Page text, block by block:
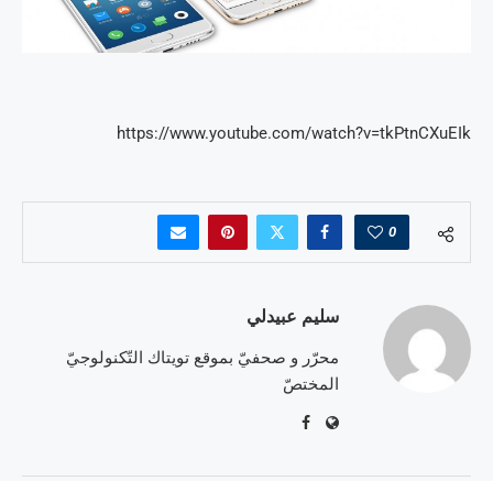
https://www.youtube.com/watch?v=tkPtnCXuEIk
0
سليم عبيدلي
محرّر و صحفيّ بموقع تويتاك التّكنولوجيّ
المختصّ